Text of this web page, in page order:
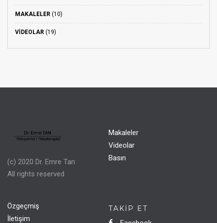
MAKALELER (10)
VIDEOLAR (19)
(c) 2020 Dr. Emre Tan
All rights reserved
Makaleler
Videolar
Basın
Özgeçmiş
İletişim
TAKIP ET